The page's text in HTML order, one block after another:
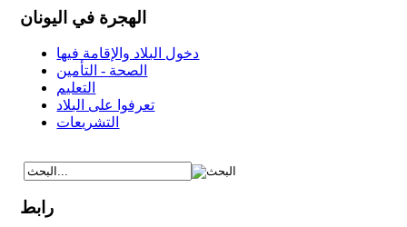
الهجرة في اليونان
دخول البلاد والإقامة فيها
الصحة - التأمين
التعليم
تعرفوا على البلاد
التشريعات
رابط